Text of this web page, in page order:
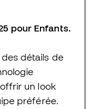
pour Enfants.
détails de
un look
préférée.